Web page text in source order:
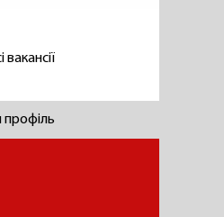
вакансії
профіль